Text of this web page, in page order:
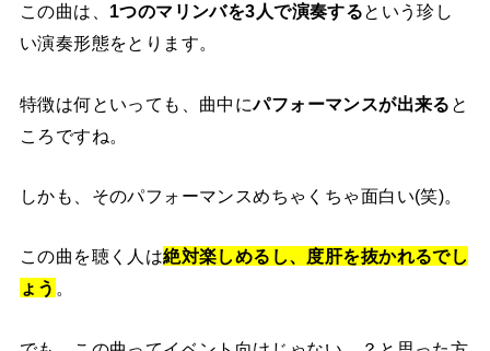
この曲は、 1つのマリンバを3人で演奏するという珍し
い演奏形態をとります。
特徴は何といっても、曲中にパフォーマンスが出来る と
ころですね。
しかも、そのパフォーマンスめちゃくちゃ面白い(笑)。
この曲を聴く人は絶対楽しめるし、度肝を抜かれるでし
ょう 。